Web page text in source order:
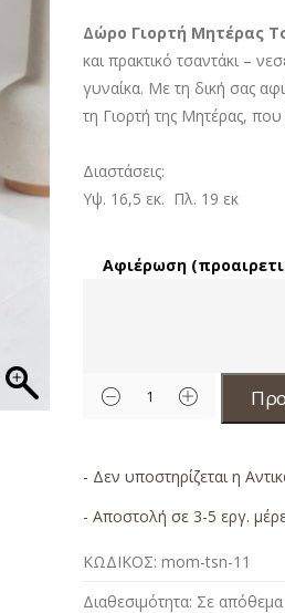
Δώρο Γιορτή Μητέρας
και πρακτικό τσαντάκι –
γυναίκα. Με τη δική σας
τη Γιορτή της Μητέρας,
Διαστάσεις:
Υψ. 16,5 εκ. Πλ. 19 εκ
Αφιέρωση
- Δεν υποστηρίζεται η
- Αποστολή σε 3-5 εργ.
ΚΩΔΙΚΟΣ: mom-tsn-11
Διαθεσιμότητα: Σε απόθεμα